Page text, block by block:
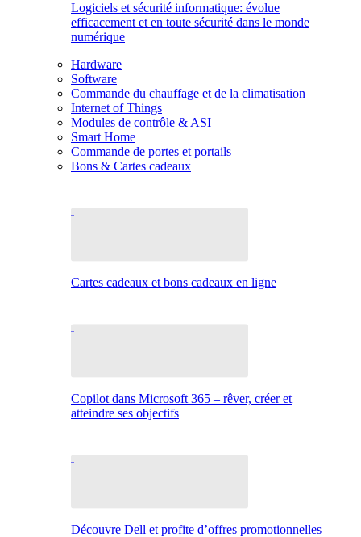
Logiciels et sécurité informatique: évolue
efficacement et en toute sécurité dans le monde
numérique
Hardware
Software
Commande du chauffage et de la climatisation
Internet of Things
Modules de contrôle & ASI
Smart Home
Commande de portes et portails
Bons & Cartes cadeaux
Cartes cadeaux et bons cadeaux en ligne
Copilot dans Microsoft 365 – rêver, créer et
atteindre ses objectifs
Découvre Dell et profite d’offres promotionnelles